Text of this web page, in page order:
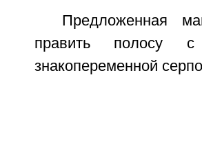
Предложенная
править полосу с
знакопеременной